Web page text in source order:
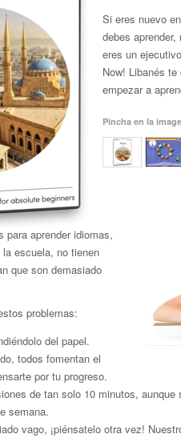
Si eres nuevo
debes
eres un
Now! Libanés
empezar a
Pincha en la
para aprender idiomas,
escuela, no tienen
que son demasiado
problemas:
del papel.
todos fomentan el
por tu progreso.
de tan solo 10 minutos, aunque
semana.
vago, ¡piénsatelo otra vez!